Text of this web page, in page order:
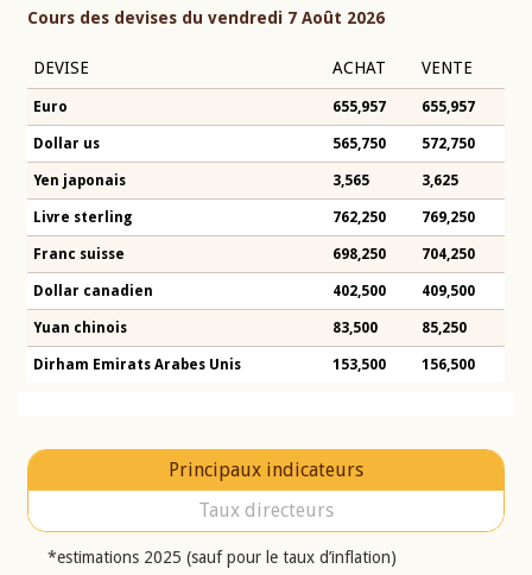
Cours des devises du vendredi 7 Août 2026
DEVISE ACHAT VENTE
Euro 655,957 655,957
Dollar us 565,750 572,750
Yen japonais 3,565 3,625
Livre sterling 762,250 769,250
Franc suisse 698,250 704,250
Dollar canadien 402,500 409,500
Yuan chinois 83,500 85,250
Dirham Emirats Arabes Unis 153,500 156,500
Principaux indicateurs
Taux directeurs
*estimations 2025 (sauf pour le taux d’inflation)